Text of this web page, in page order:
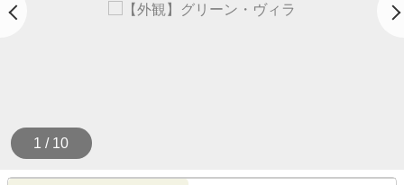
1 / 10